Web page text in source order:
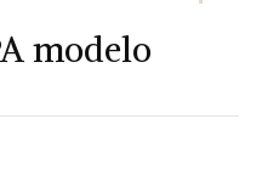
modelo